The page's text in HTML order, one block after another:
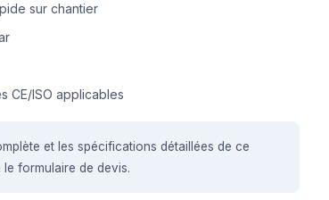
sur chantier
CE/ISO applicables
et les spécifications détaillées de ce
formulaire de devis.